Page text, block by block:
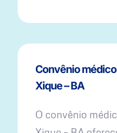
Convênio
Xique – BA
O convênio